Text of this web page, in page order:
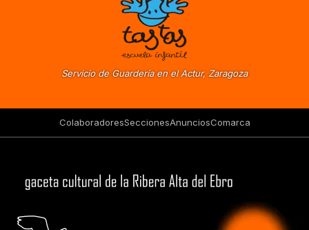
Servicio de Guardería en el Actur, Zaragoza
ColaboradoresSeccionesAnunciosComarca